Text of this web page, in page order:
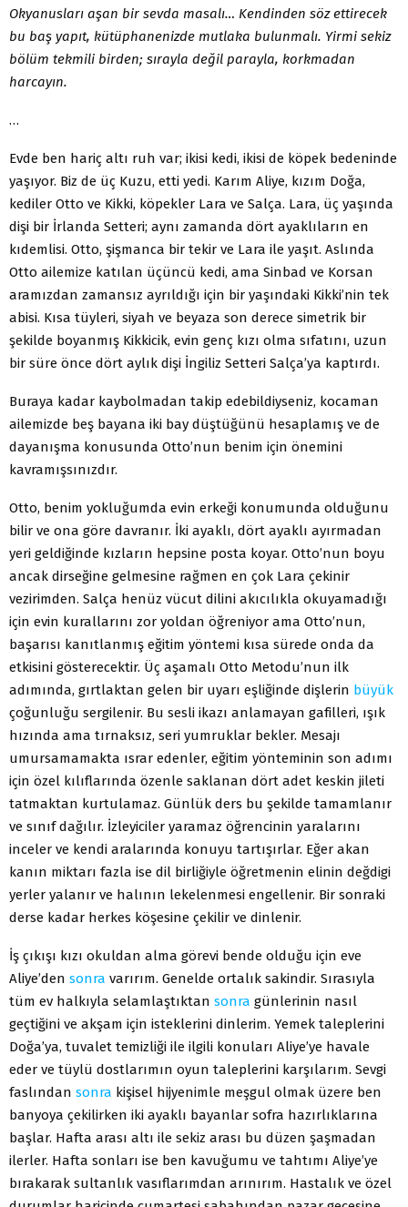
Okyanusları aşan bir sevda masalı… Kendinden söz ettirecek
bu baş yapıt, kütüphanenizde mutlaka bulunmalı. Yirmi sekiz
bölüm tekmili birden; sırayla değil parayla, korkmadan
harcayın.
…
Evde ben hariç altı ruh var; ikisi kedi, ikisi de köpek bedeninde
yaşıyor. Biz de üç Kuzu, etti yedi. Karım Aliye, kızım Doğa,
kediler Otto ve Kikki, köpekler Lara ve Salça. Lara, üç yaşında
dişi bir İrlanda Setteri; aynı zamanda dört ayaklıların en
kıdemlisi. Otto, şişmanca bir tekir ve Lara ile yaşıt. Aslında
Otto ailemize katılan üçüncü kedi, ama Sinbad ve Korsan
aramızdan zamansız ayrıldığı için bir yaşındaki Kikki’nin tek
abisi. Kısa tüyleri, siyah ve beyaza son derece simetrik bir
şekilde boyanmış Kikkicik, evin genç kızı olma sıfatını, uzun
bir süre önce dört aylık dişi İngiliz Setteri Salça’ya kaptırdı.
Buraya kadar kaybolmadan takip edebildiyseniz, kocaman
ailemizde beş bayana iki bay düştüğünü hesaplamış ve de
dayanışma konusunda Otto’nun benim için önemini
kavramışsınızdır.
Otto, benim yokluğumda evin erkeği konumunda olduğunu
bilir ve ona göre davranır. İki ayaklı, dört ayaklı ayırmadan
yeri geldiğinde kızların hepsine posta koyar. Otto’nun boyu
ancak dirseğine gelmesine rağmen en çok Lara çekinir
vezirimden. Salça henüz vücut dilini akıcılıkla okuyamadığı
için evin kurallarını zor yoldan öğreniyor ama Otto’nun,
başarısı kanıtlanmış eğitim yöntemi kısa sürede onda da
etkisini gösterecektir. Üç aşamalı Otto Metodu’nun ilk
adımında, gırtlaktan gelen bir uyarı eşliğinde dişlerin büyük
çoğunluğu sergilenir. Bu sesli ikazı anlamayan gafilleri, ışık
hızında ama tırnaksız, seri yumruklar bekler. Mesajı
umursamamakta ısrar edenler, eğitim yönteminin son adımı
için özel kılıflarında özenle saklanan dört adet keskin jileti
tatmaktan kurtulamaz. Günlük ders bu şekilde tamamlanır
ve sınıf dağılır. İzleyiciler yaramaz öğrencinin yaralarını
inceler ve kendi aralarında konuyu tartışırlar. Eğer akan
kanın miktarı fazla ise dil birliğiyle öğretmenin elinin değdigi
yerler yalanır ve halının lekelenmesi engellenir. Bir sonraki
derse kadar herkes köşesine çekilir ve dinlenir.
İş çıkışı kızı okuldan alma görevi bende olduğu için eve
Aliye’den sonra varırım. Genelde ortalık sakindir. Sırasıyla
tüm ev halkıyla selamlaştıktan sonra günlerinin nasıl
geçtiğini ve akşam için isteklerini dinlerim. Yemek taleplerini
Doğa’ya, tuvalet temizliği ile ilgili konuları Aliye’ye havale
eder ve tüylü dostlarımın oyun taleplerini karşılarım. Sevgi
faslından sonra kişisel hijyenimle meşgul olmak üzere ben
banyoya çekilirken iki ayaklı bayanlar sofra hazırlıklarına
başlar. Hafta arası altı ile sekiz arası bu düzen şaşmadan
ilerler. Hafta sonları ise ben kavuğumu ve tahtımı Aliye’ye
bırakarak sultanlık vasıflarımdan arınırım. Hastalık ve özel